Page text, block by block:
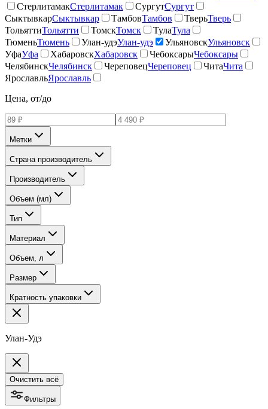
СтерлитамакСтерлитамак СургутСургут
СыктывкарСыктывкар ТамбовТамбов ТверьТверь
ТольяттиТольятти ТомскТомск ТулаТула
ТюменьТюмень Улан-удэУлан-удэ УльяновскУльяновск
УфаУфа ХабаровскХабаровск ЧебоксарыЧебоксары
ЧелябинскЧелябинск ЧереповецЧереповец ЧитаЧита
ЯрославльЯрославль
Цена, от/до
Метки
Страна производитель
Производитель
Объем (мл)
Тип
Материал
Объем, л
Размер
Кратность упаковки
Улан-Удэ
Очистить всё
Фильтры